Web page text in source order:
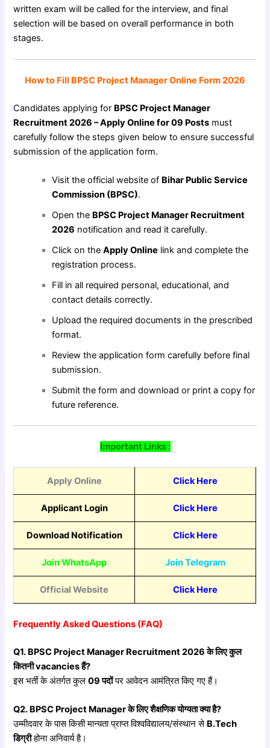
written exam will be called for the interview, and final
selection will be based on overall performance in both
stages.
How to Fill BPSC Project Manager Online Form 2026
Candidates applying for BPSC Project Manager
Recruitment 2026 – Apply Online for 09 Posts must
carefully follow the steps given below to ensure successful
submission of the application form.
Visit the official website of Bihar Public Service
Commission (BPSC).
Open the BPSC Project Manager Recruitment
2026 notification and read it carefully.
Click on theApply Online link and complete the
registration process.
Fill in all required personal, educational, and
contact details correctly.
Upload the required documents in the prescribed
format.
Review the application form carefully before final
submission.
Submit the form and download or print a copy for
future reference.
Important Links :
Apply Online Click Here
Applicant Login Click Here
Download Notification Click Here
Join WhatsApp Join Telegram
Official Website Click Here
Frequently Asked Questions (FAQ)
Q1. BPSC Project Manager Recruitment 2026केलिएकुल
कितनी vacanciesहैं?
इस भर्ती के अंतर्गत कुल09पदोंपर आवेदन आमंत्रित किए गए हैं।
Q2. BPSC Project Managerकेलिएशैक्षणिकयोग्यताक्याहै?
उम्मीदवार के पास किसी मान्यता प्राप्त विश्वविद्यालय/संस्थान से B.Tech
डिग्रीहोना अनिवार्य है।